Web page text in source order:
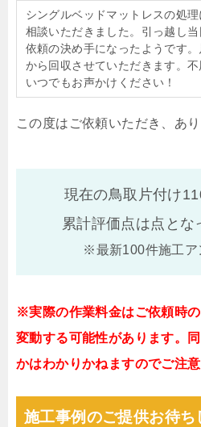
シングルベッドマットレスの処
相談いただきました。引っ越し
依頼の決め手になったようです
から回収させていただきます。
いつでもお声かけください！
この度はご依頼いただき、あ
現在の鳥取片付け
累計評価点は点とな
※最新100件施工ア
※実際の作業料金はご依頼時
変動する可能性があります。
かはわかりかねますのでご注意
施工事例のご提供お待ち